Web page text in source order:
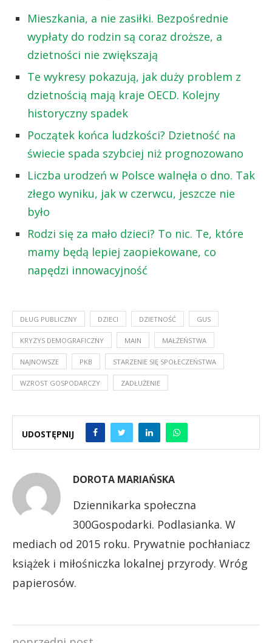
Mieszkania, a nie zasiłki. Bezpośrednie
wypłaty do rodzin są coraz droższe, a
dzietności nie zwiększają
Te wykresy pokazują, jak duży problem z
dzietnością mają kraje OECD. Kolejny
historyczny spadek
Początek końca ludzkości? Dzietność na
świecie spada szybciej niż prognozowano
Liczba urodzeń w Polsce walnęła o dno. Tak
złego wyniku, jak w czerwcu, jeszcze nie
było
Rodzi się za mało dzieci? To nic. Te, które
mamy będą lepiej zaopiekowane, co
napędzi innowacyjność
DŁUG PUBLICZNY DZIECI DZIETNOŚĆ GUS
KRYZYS DEMOGRAFICZNY MAIN MAŁŻEŃSTWA
NAJNOWSZE PKB STARZENIE SIĘ SPOŁECZEŃSTWA
WZROST GOSPODARCZY ZADŁUŻENIE
UDOSTĘPNIJ
DOROTA MARIAŃSKA
Dziennikarka społeczna
300Gospodarki. Podlasianka. W
mediach od 2015 roku. Prywatnie pochłaniacz
książek i miłośniczka lokalnej przyrody. Wróg
papierosów.